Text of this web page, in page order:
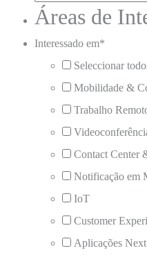
Áreas de
Interessado em*
Seleccionar
Mobilidade &
Trabalho
Contact Center
Notificação em
IoT
Customer
Aplicações